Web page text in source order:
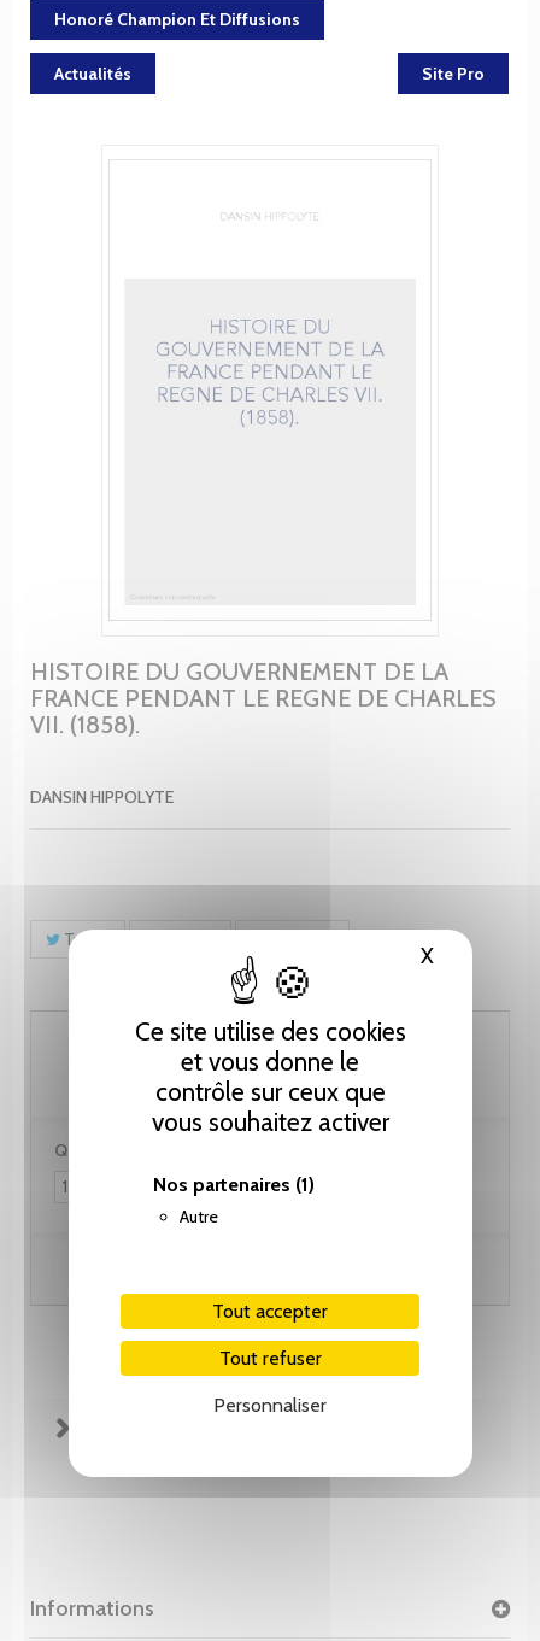
Ce site utilise des cookies
et vous donne le
contrôle sur ceux que
vous souhaitez activer
Nos partenaires (1)
Autre
Tout accepter
Tout refuser
Personnaliser
XMasquer
Honoré Champion Et Diffusions
Actualités Site Pro
HISTOIRE DU GOUVERNEMENT DE LA
FRANCE PENDANT LE REGNE DE CHARLES
VII. (1858).
DANSIN HIPPOLYTE
Tweet
102.60 CHF
Quantité :
Informations